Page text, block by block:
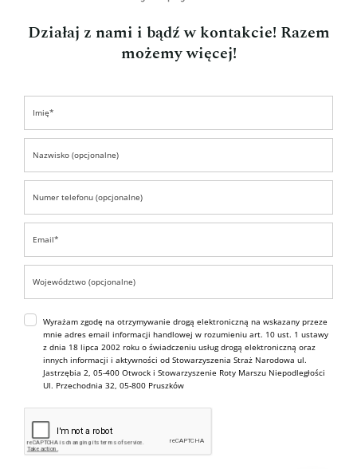
Działaj z nami i bądź w kontakcie! Razem
możemy więcej!
Wyrażam zgodę na otrzymywanie drogą elektroniczną na wskazany przeze
mnie adres email informacji handlowej w rozumieniu art. 10 ust. 1 ustawy
z dnia 18 lipca 2002 roku o świadczeniu usług drogą elektroniczną oraz
innych informacji i aktywności od Stowarzyszenia Straż Narodowa ul.
Jastrzębia 2, 05-400 Otwock i Stowarzyszenie Roty Marszu Niepodległości
Ul. Przechodnia 32, 05-800 Pruszków